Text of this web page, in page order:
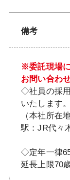
備考
※委託現場
お問い合わ
◇社員の採
いたします。
（本社所在
駅：JR代々
◇定年一律
延長上限70